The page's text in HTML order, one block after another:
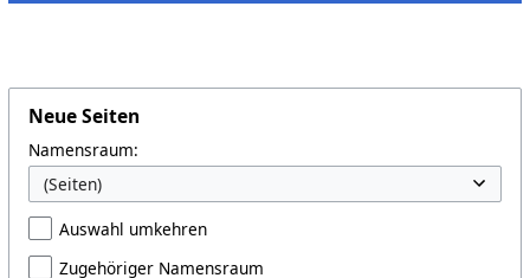
Neue Seiten
Namensraum:
Auswahl umkehren
Zugehöriger Namensraum